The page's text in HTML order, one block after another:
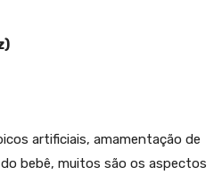
artificiais, amamentação de
bebê, muitos são os aspectos